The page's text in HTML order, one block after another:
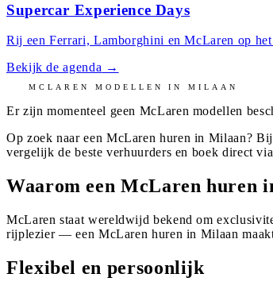
Supercar Experience Days
Rij een Ferrari, Lamborghini en McLaren op
Bekijk de agenda →
MCLAREN MODELLEN INMILAAN
Er zijn momenteel geen McLaren modellen
Op zoek naar een McLaren huren in Milaan?
vergelijk de beste verhuurders en boek direct
Waarom een McLaren huren
McLaren staat wereldwijd bekend om
rijplezier — een McLaren huren in Milaan
Flexibel en persoonlijk